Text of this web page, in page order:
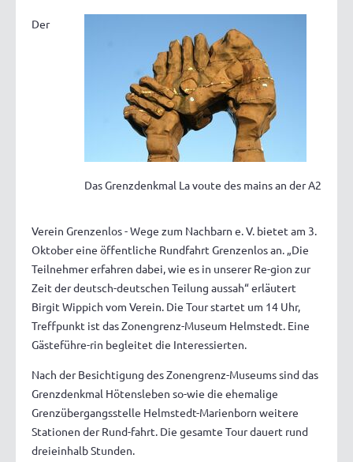
Das Grenzdenkmal La voute des mains an der A2
Der
Verein Grenzenlos - Wege zum Nachbarn e. V. bietet am 3.
Oktober eine öffentliche Rundfahrt Grenzenlos an. „Die
Teilnehmer erfahren dabei, wie es in unserer Re-gion zur
Zeit der deutsch-deutschen Teilung aussah“ erläutert
Birgit Wippich vom Verein. Die Tour startet um 14 Uhr,
Treffpunkt ist das Zonengrenz-Museum Helmstedt. Eine
Gästeführe-rin begleitet die Interessierten.
Nach der Besichtigung des Zonengrenz-Museums sind das
Grenzdenkmal Hötensleben so-wie die ehemalige
Grenzübergangsstelle Helmstedt-Marienborn weitere
Stationen der Rund-fahrt. Die gesamte Tour dauert rund
dreieinhalb Stunden.